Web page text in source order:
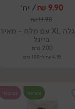
9.90
₪/ יח׳
11.90
₪
בייגלה XL עם מלח - מאיר
בייגל
200 גרם
4.95 ₪ ל-100 גרם
אורגני טבעוני